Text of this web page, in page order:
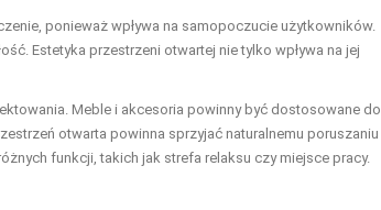
ponieważ wpływa na samopoczucie użytkowników.
Estetyka przestrzeni otwartej nie tylko wpływa na jej
Meble i akcesoria powinny być dostosowane do
otwarta powinna sprzyjać naturalnemu poruszaniu
funkcji, takich jak strefa relaksu czy miejsce pracy.